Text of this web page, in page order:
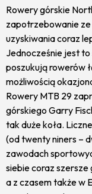
Rowery górskie
zapotrzebowanie
uzyskiwania coraz
Jednocześnie jest
poszukują rowerów
możliwością
Rowery MTB 29
górskiego Garry
tak duże koła.
(od twenty niners –
zawodach
siebie coraz
a z czasem także w